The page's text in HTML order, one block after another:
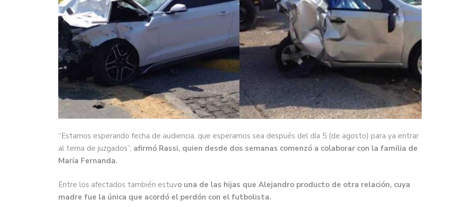
“Estamos esperando fecha de audiencia, que esperamos sea después del día 5 (de agosto) para ya entrar
al tema de juzgados”, afirmó Rassi, quien desde dos semanas comenzó a colaborar con la familia de
María Fernanda.
Entre los afectados también estuvo una de las hijas que Alejandro producto de otra relación, cuya
madre fue la única que acordó el perdón con el futbolista.